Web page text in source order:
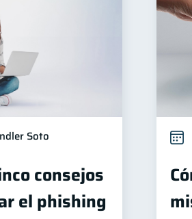
de Bancos
Soto
consejos
el phishing